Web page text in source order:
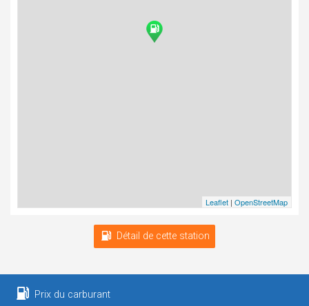
Leaflet | OpenStreetMap
Détail de cette station
Prix du carburant